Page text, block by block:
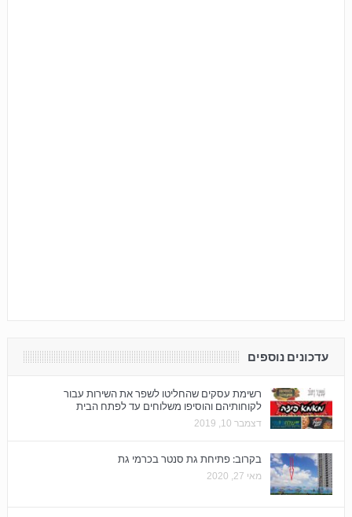
עדכונים נוספים
רשימת עסקים שהחליטו לשפר את השירות עבור
לקוחותיהם והוסיפו משלוחים עד לפתח הבית
דצמבר 10, 2019
בקרוב: פתיחת גת סנטר בכרמי גת
מאי 27, 2020